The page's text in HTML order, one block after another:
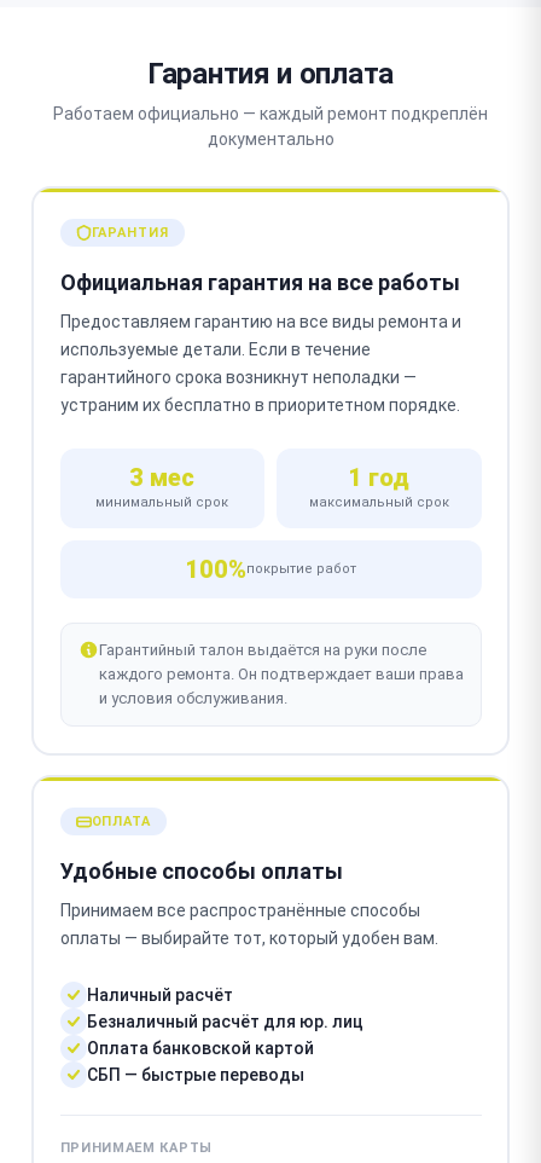
Гарантия и оплата
Работаем официально — каждый ремонт подкреплён
документально
ГАРАНТИЯ
Официальная гарантия на все работы
Предоставляем гарантию на все виды ремонта и
используемые детали. Если в течение
гарантийного срока возникнут неполадки —
устраним их бесплатно в приоритетном порядке.
3 мес
минимальный срок
1 год
максимальный срок
100%покрытие работ
Гарантийный талон выдаётся на руки после
каждого ремонта. Он подтверждает ваши права
и условия обслуживания.
ОПЛАТА
Удобные способы оплаты
Принимаем все распространённые способы
оплаты — выбирайте тот, который удобен вам.
Наличный расчёт
Безналичный расчёт для юр. лиц
Оплата банковской картой
СБП — быстрые переводы
ПРИНИМАЕМ КАРТЫ